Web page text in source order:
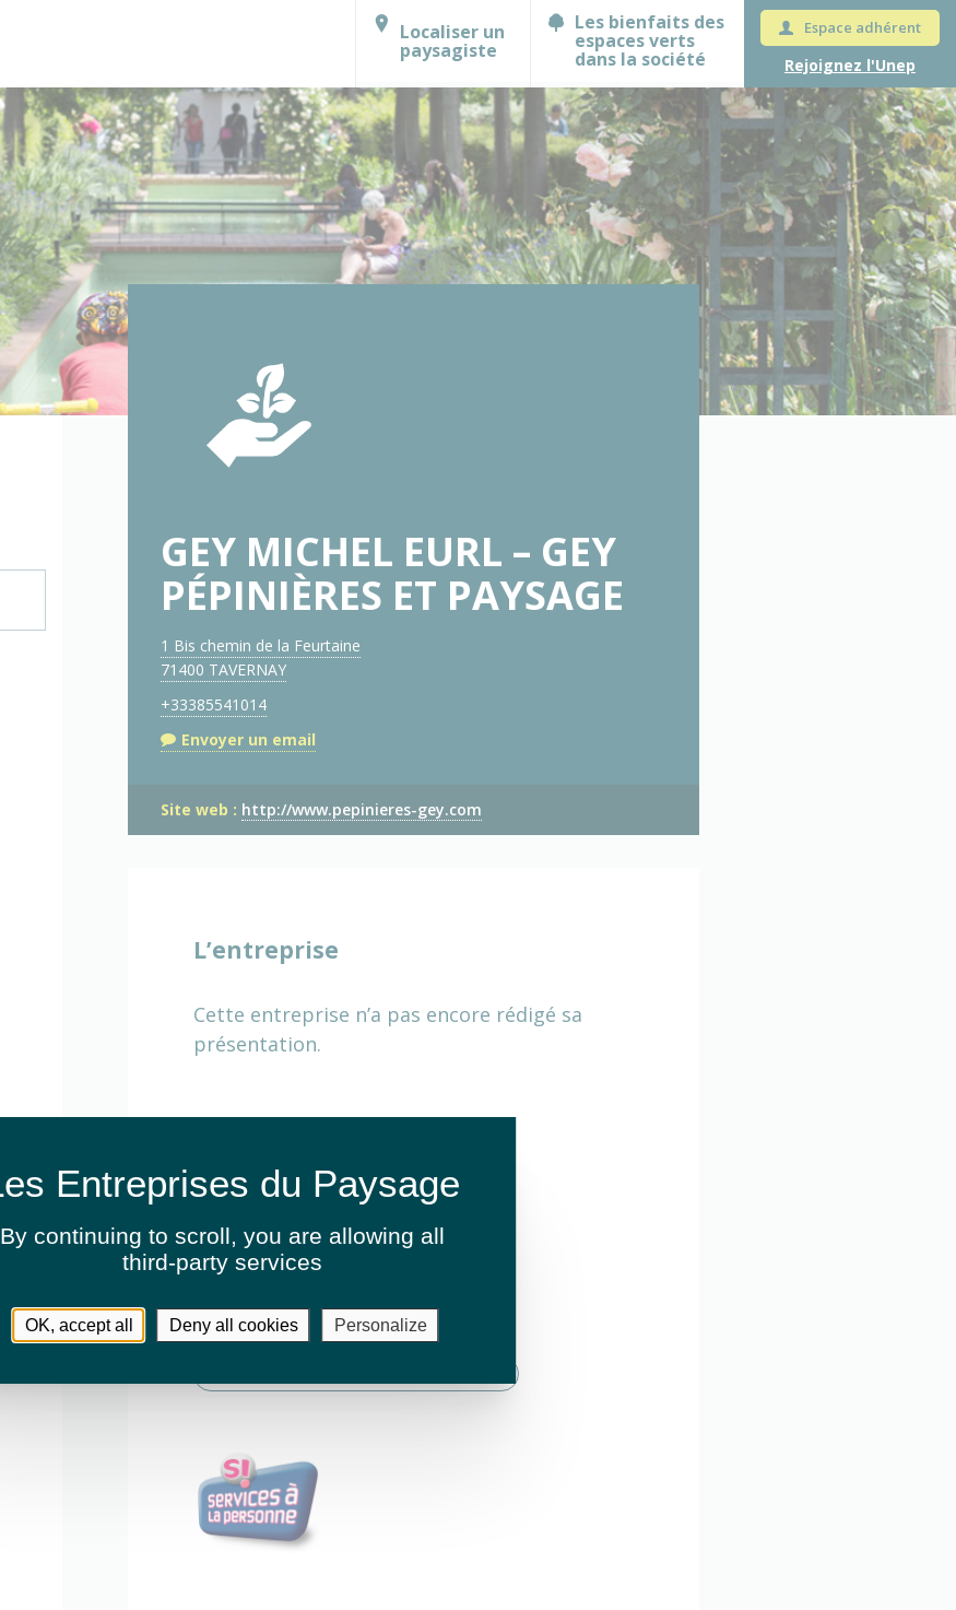
Localiser un
paysagiste
Les bienfaits des
espaces verts
dans la société
Espace adhérent
Rejoignez l'Unep
GEY MICHEL EURL – GEY
PÉPINIÈRES ET PAYSAGE
1 Bis chemin de la Feurtaine
71400 TAVERNAY
+33385541014
Envoyer un email
Site web : http://www.pepinieres-gey.com
L’entreprise
Cette entreprise n’a pas encore rédigé sa
présentation.
Élagage et abattage
Entretien de jardins ou espaces verts
Fauchage / Débroussaillage
By continuing to scroll, you are allowing all
third-party services
OK, accept all Deny all cookies Personalize